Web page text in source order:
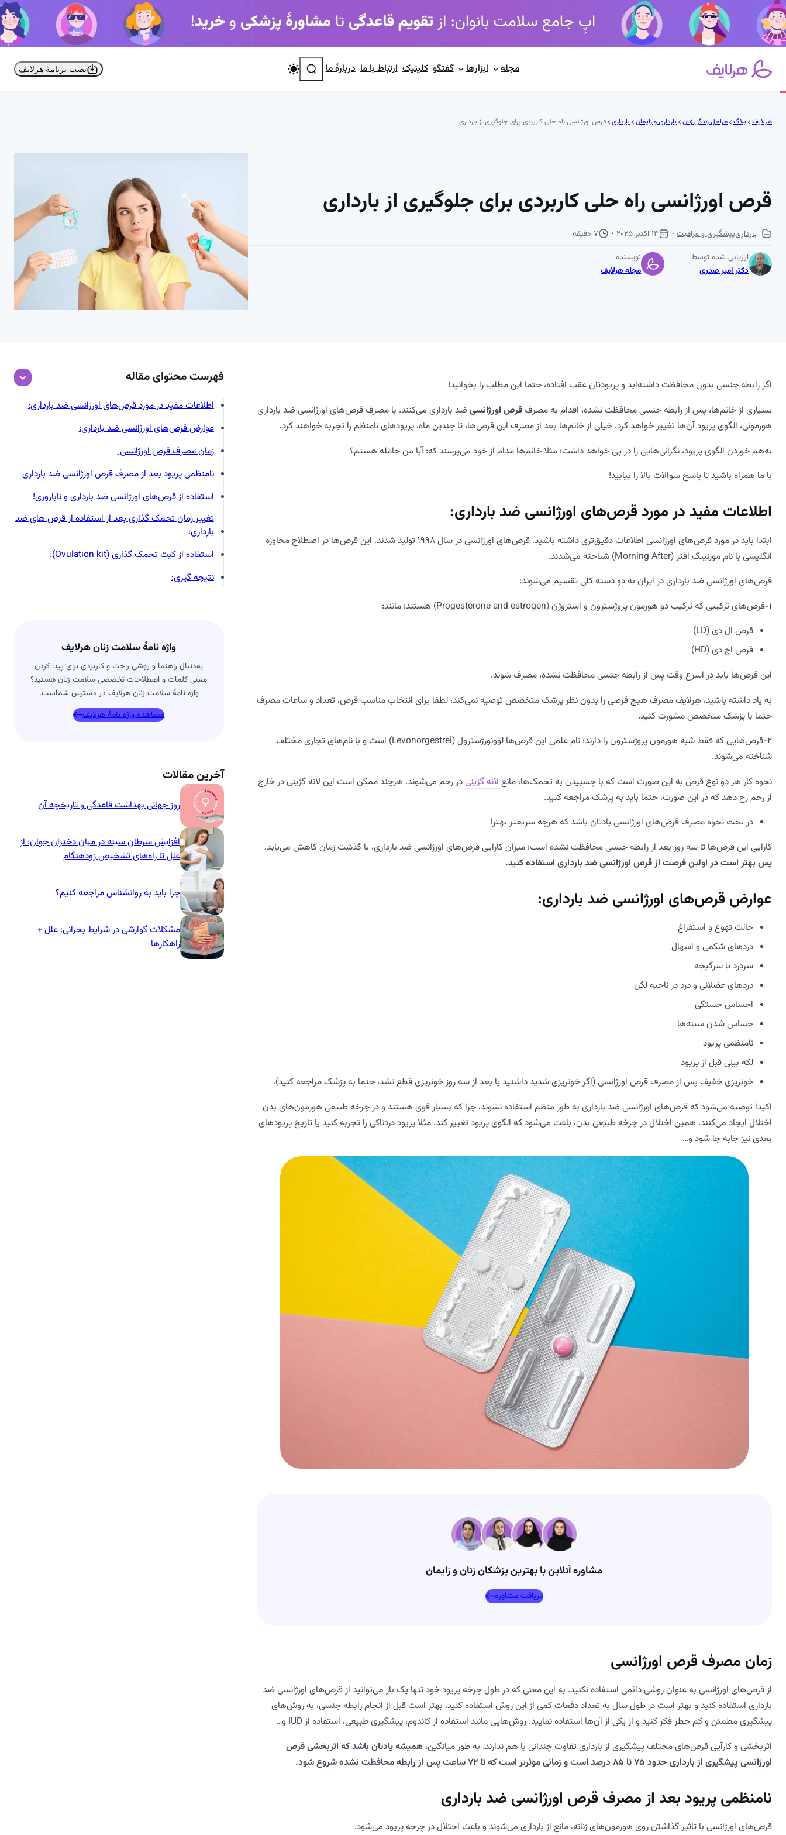
رفتن
به
محتوا
مجله ابزارها گفتگو کلینیک ارتباط با ما دربارۀ ما جستجو نصب برنامۀ هرلایف
هرلایف بلاگ مراحل زندگی زنان بارداری و زایمان بارداری قرص اورژانسی راه حلی کاربردی برای جلوگیری از بارداری
قرص اورژانسی راه حلی کاربردی برای جلوگیری از بارداری
بارداریپیشگیری و مراقبت 14 اکتبر 2025
7 دقیقه
ارزیابی شده توسط
دکتر امیر صدری
نویسنده
مجله هرلایف
اگر رابطه جنسی بدون محافظت داشته‌اید و پریودتان عقب افتاده، حتما این مطلب را بخوانید!
بسیاری از خانم‌ها، پس از رابطه جنسی محافظت نشده، اقدام به مصرفقرص‌ اورژانسیضد بارداری می‌کنند. با مصرف قرص‌های اورژانسی ضد بارداری
هورمونی، الگوی پریود آن‌ها تغییر خواهد‌ کرد. خیلی از خانم‌ها بعد از مصرف این قرص‌ها، تا چندین ماه، پریودهای نامنظم را تجربه خواهند‌ کرد.
به‌هم خوردن الگوی پریود، نگرانی‌هایی را در پی خواهد ‌داشت؛ مثلا خانم‌ها مدام از خود می‌پرسند که: آیا من حامله هستم؟
با ما همراه باشید تا پاسخ سوالات بالا را بیابید!
اطلاعات مفید در مورد قرص‌های اورژانسی ضد بارداری:
ابتدا باید در مورد قرص‌های اورژانسی اطلاعات دقیق‌تری داشته‌ باشید. قرص‌های اورژانسی در سال 1998 تولید شدند. این قرص‌ها در اصطلاح محاوره
انگلیسی با نام مورنینگ افتر (Morning After) شناخته می‌شدند.
قرص‌های اورژانسی ضد بارداری در ایران به دو دسته کلی تقسیم می‌شوند:
1-قرص‌های ترکیبی که ترکیب دو هورمون پروژسترون و استروژن (Progesterone and estrogen) هستند؛ مانند:
قرص ال دی (LD)
قرص اچ دی (HD)
این قرص‌ها باید در اسرع وقت پس از رابطه جنسی محافظت نشده، مصرف شوند.
به یاد داشته باشید، هِرلایف مصرف هیچ قرصی را بدون نظر پزشک متخصص توصیه نمی‌کند، لطفا برای انتخاب مناسب قرص، تعداد و ساعات مصرف
حتما با پزشک متخصص مشورت کنید.
2-قرص‌هایی که فقط شبه هورمون پروژسترون را دارند؛ نام علمی این قرص‌ها لوونورژسترول (Levonorgestrel) است و با نام‌های تجاری مختلف
شناخته می‌شوند.
نحوه کار هر دو نوع قرص به این صورت است که با چسبیدن به تخمک‌ها، مانعلانه گزینیدر رحم می‌شوند. هرچند ممکن است این لانه گزینی در خارج
از رحم رخ دهد که در این صورت، حتما باید به پزشک مراجعه کنید.
در بحث نحوه مصرف قرص‌های اورژانسی یادتان باشد که هرچه سریعتر بهتر!
کارایی این قرص‌ها تا سه روز بعد از رابطه جنسی محافظت نشده است؛ میزان کارایی قرص‌های اورژانسی ضد بارداری، با گذشت زمان کاهش می‌یابد.
پس بهتر است در اولین فرصت از قرص اورژانسی ضد بارداری استفاده کنید.
عوارض قرص‌های اورژانسی ضد بارداری:
حالت تهوع و استفراغ
دردهای شکمی و اسهال
سردرد یا سرگیجه
دردهای عضلانی و درد در ناحیه لگن
احساس خستگی
حساس شدن سینه‌ها
نامنظمی پریود
لکه بینی قبل از پریود
خونریزی خفیف پس از مصرف قرص اورژانسی (اگر خونریزی شدید داشتید یا بعد از سه روز خونریزی قطع نشد، حتما به پزشک مراجعه کنید).
اکیدا توصیه می‌شود که قرص‌های اورژانسی ضد بارداری به طور منظم استفاده نشوند، چرا که بسیار قوی هستند و در چرخه طبیعی هورمون‌های بدن
اختلال ایجاد می‌کنند. همین اختلال در چرخه طبیعی بدن، باعث می‌شود که الگوی پریود تغییر کند. مثلا پریود دردناکی را تجربه کنید یا تاریخ پریودهای
بعدی نیز جابه جا شود و…
مشاوره آنلاین با بهترین پزشکان زنان و زایمان
دریافت مشاوره
زمان مصرف قرص اورژانسی
از قرص‌های اورژانسی به عنوان روشی دائمی استفاده نکنید. به این معنی که در طول چرخه پریود خود تنها یک بار می‌توانید از قرص‌های اورژانسی ضد
بارداری استفاده کنید و بهتر است در طول سال به تعداد دفعات کمی از این روش استفاده کنید. بهتر است قبل از انجام رابطه جنسی، به روش‌های
پیشگیری مطمئن و کم خطر فکر کنید و از یکی از آن‌ها استفاده نمایید. روش‌هایی مانند استفاده از کاندوم، پیشگیری طبیعی، استفاده از IUD و…
اثربخشی و کارآیی قرص‌های مختلف پیشگیری از بارداری تفاوت چندانی با هم ندارند. به طور میانگین، همیشه یادتان باشد که اثربخشی قرص
اورژانسی پیشگیری از بارداری حدود 75 تا 85 درصد است و زمانی موثرتر است که تا 72 ساعت پس از رابطه محافظت نشده شروع شود.
نامنظمی پریود بعد از مصرف قرص اورژانسی ضد بارداری
قرص‌های اورژانسی با تاثیر گذاشتن روی هورمون‌های زنانه، مانع از بارداری می‌شوند و باعث اختلال در چرخه پریود می‌شود.
فهرست محتوای مقاله
اطلاعات مفید در مورد قرص‌های اورژانسی ضد بارداری:
عوارض قرص‌های اورژانسی ضد بارداری:
زمان مصرف قرص اورژانسی
نامنظمی پریود بعد از مصرف قرص اورژانسی ضد بارداری
استفاده از قرص‌های اورژانسی ضد بارداری و ناباروری!
تغییر زمان تخمک گذاری بعد از استفاده از قرص های ضد
بارداری:
استفاده از کیت تخمک گذاری (Ovulation kit):
نتیجه گیری:
واژه نامۀ سلامت زنان هرلایف
به‌دنبال راهنما و روشی راحت و کاربردی برای پیدا کردن
معنی کلمات و اصطلاحات تخصصی سلامت زنان هستید؟
واژه نامۀ سلامت زنان هرلایف در دسترس شماست.
مشاهده واژه نامۀ هرلایف
آخرین مقالات
روز جهانی بهداشت قاعدگی و تاریخچه آن
افزایش سرطان سینه در میان دختران جوان: از
علل تا راه‌های تشخیص زودهنگام
چرا باید به روانشناس مراجعه کنیم؟
مشکلات گوارشی در شرایط بحرانی: علل +
راهکارها